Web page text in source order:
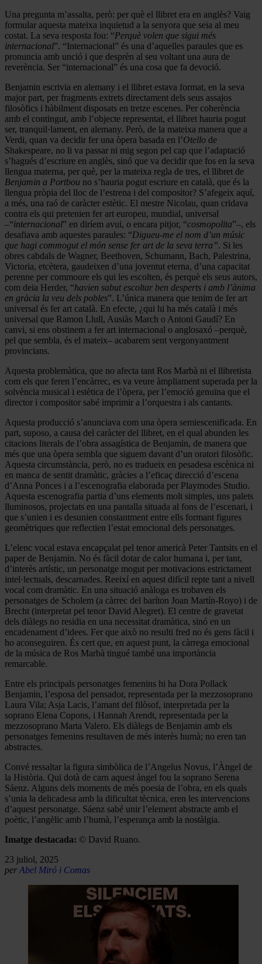
Una pregunta m’assalta, però: per què el llibret era en anglès? Vaig
formular aquesta mateixa inquietud a la senyora que seia al meu
costat. La seva resposta fou: “Perquè volen que sigui més
internacional”. “Internacional” és una d’aquelles paraules que es
pronuncia amb unció i que desprèn al seu voltant una aura de
reverència. Ser “internacional” és una cosa que fa devoció.
Benjamin escrivia en alemany i el llibret estava format, en la seva
major part, per fragments extrets directament dels seus assajos
filosòfics i hàbilment disposats en tretze escenes. Per coherència
amb el contingut, amb l’objecte representat, el llibret hauria pogut
ser, tranquil·lament, en alemany. Però, de la mateixa manera que a
Verdi, quan va decidir fer una òpera basada en l’Otello de
Shakespeare, no li va passar ni mig segon pel cap que l’adaptació
s’hagués d’escriure en anglès, sinó que va decidir que fos en la seva
llengua materna, per què, per la mateixa regla de tres, el llibret de
Benjamin a Portbou no s’hauria pogut escriure en català, que és la
llengua pròpia del lloc de l’estrena i del compositor? S’afegeix aquí,
a més, una raó de caràcter estètic. El mestre Nicolau, quan cridava
contra els qui pretenien fer art europeu, mundial, universal
–“internacional” en diríem avui, o encara pitjor, “cosmopolita”–, els
desafiava amb aquestes paraules: “Digueu-me el nom d’un músic
que hagi commogut el món sense fer art de la seva terra”. Si les
obres cabdals de Wagner, Beethoven, Schumann, Bach, Palestrina,
Victoria, etcètera, gaudeixen d’una joventut eterna, d’una capacitat
perenne per commoure els qui les escolten, és perquè els seus autors,
com deia Herder, “havien sabut escoltar ben desperts i amb l’ànima
en gràcia la veu dels pobles”. L’única manera que tenim de fer art
universal és fer art català. En efecte, ¿qui hi ha més català i més
universal que Ramon Llull, Ausiàs March o Antoni Gaudí? En
canvi, si ens obstinem a fer art internacional o anglosaxó –perquè,
pel que sembla, és el mateix– acabarem sent vergonyantment
provincians.
Aquesta problemàtica, que no afecta tant Ros Marbà ni el llibretista
com els que feren l’encàrrec, es va veure àmpliament superada per la
solvència musical i estètica de l’òpera, per l’emoció genuïna que el
director i compositor sabé imprimir a l’orquestra i als cantants.
Aquesta producció s’anunciava com una òpera semiescenificada. En
part, suposo, a causa del caràcter del llibret, en el qual abunden les
citacions literals de l’obra assagística de Benjamin, de manera que
més que una òpera sembla que siguem davant d’un oratori filosòfic.
Aquesta circumstància, però, no es tradueix en pesadesa escènica ni
en manca de sentit dramàtic, gràcies a l’eficaç direcció d’escena
d’Anna Ponces i a l’escenografia elaborada per Playmodes Studio.
Aquesta escenografia partia d’uns elements molt simples, uns palets
lluminosos, projectats en una pantalla situada al fons de l’escenari, i
que s’unien i es desunien constantment entre ells formant figures
geomètriques que reflectien l’estat emocional dels personatges.
L’elenc vocal estava encapçalat pel tenor americà Peter Tantsits en el
paper de Benjamin. No és fàcil dotar de calor humana i, per tant,
d’interès artístic, un personatge mogut per motivacions estrictament
intel·lectuals, descarnades. Reeixí en aquest difícil repte tant a nivell
vocal com dramàtic. En una situació anàloga es trobaven els
personatges de Scholem (a càrrec del baríton Joan Martín-Royo) i de
Brecht (interpretat pel tenor David Alegret). El centre de gravetat
dels diàlegs no residia en una necessitat dramàtica, sinó en un
encadenament d’idees. Fer que això no resulti fred no és gens fàcil i
ho aconseguiren. És cert que, en aquest punt, la càrrega emocional
de la música de Ros Marbà tingué també una importància
remarcable.
Entre els principals personatges femenins hi ha Dora Pollack
Benjamin, l’esposa del pensador, representada per la mezzosoprano
Laura Vila; Asja Lacis, l’amant del filòsof, interpretada per la
soprano Elena Copons, i Hannah Arendt, representada per la
mezzosoprano Marta Valero. Els diàlegs de Benjamin amb els
personatges femenins resultaven de més interès humà; no eren tan
abstractes.
Convé ressaltar la figura simbòlica de l’Angelus Novus, l’Àngel de
la Història. Qui dotà de carn aquest àngel fou la soprano Serena
Sáenz. Alguns dels moments de més poesia de l’obra, en els quals
s’unia la delicadesa amb la dificultat tècnica, eren les intervencions
d’aquest personatge. Sáenz sabé unir l’element abstracte amb el
poètic, l’angèlic amb l’humà, l’esperança amb la nostàlgia.
Imatge destacada: © David Ruano.
23 juliol, 2025
per Abel Miró i Comas